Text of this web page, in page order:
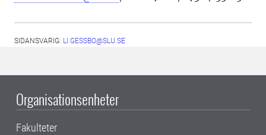
SIDANSVARIG: LI.GESSBO@SLU.SE
Organisationsenheter
Fakulteter